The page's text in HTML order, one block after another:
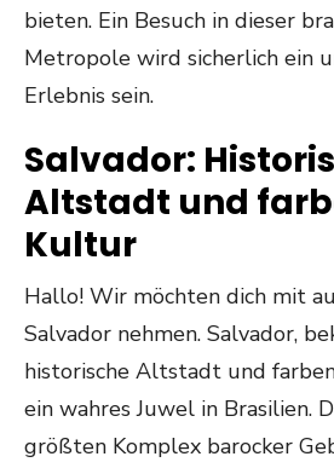
bieten. Ein Besuch in dieser
Metropole wird sicherlich ein
Erlebnis sein.
Salvador:
Altstadt und
Kultur
Hallo! Wir möchten dich mit
Salvador nehmen. Salvador,
historische Altstadt und
ein wahres Juwel in Brasilien.
größten Komplex barocker